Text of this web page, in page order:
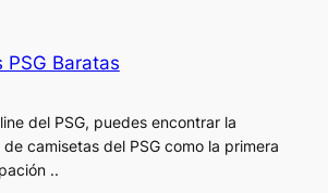
PSG Baratas
del PSG, puedes encontrar la
camisetas del PSG como la primera
..